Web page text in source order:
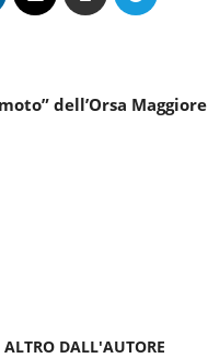
dell’Orsa Maggiore
ALTRO DALL'AUTORE